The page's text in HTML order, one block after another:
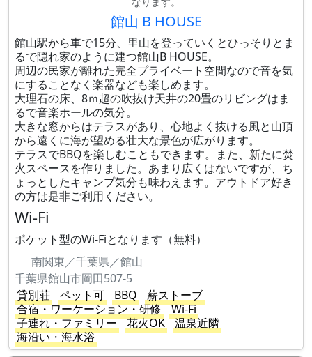
館山 B HOUSE
館山駅から車で15分、里山を登っていくとひっそりとま
るで隠れ家のように建つ館山B HOUSE。
周辺の民家が離れた完全プライベート空間なので音を気
にすることなく楽器なども楽しめます。
大理石の床、8ｍ超の吹抜け天井の20畳のリビングはま
るで音楽ホールの気分。
大きな窓からはテラスがあり、心地よく抜ける風と山頂
から遠くに海が望める壮大な景色が広がります。
テラスでBBQを楽しむこともできます。また、新たに焚
火スペースを作りました。あまり広くはないですが、ち
ょっとしたキャンプ気分も味わえます。アウトドア好き
の方は是非ご利用ください。
Wi-Fi
ポケット型のWi-Fiとなります（無料）
南関東／千葉県／館山
千葉県館山市岡田507-5
貸別荘
ペット可 BBQ
薪ストーブ
合宿・ワーケーション・研修
Wi-Fi
子連れ・ファミリー
花火OK
温泉近隣
海沿い・海水浴